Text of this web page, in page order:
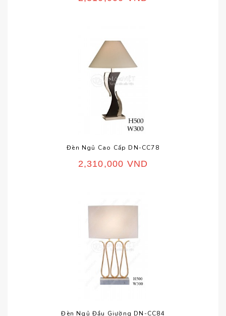
Đèn Ngủ Cao Cấp DN-CC78
2,310,000 VND
Đèn Ngủ Đầu Giường DN-CC84